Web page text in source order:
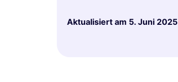
Aktualisiert am 5. Juni 2025